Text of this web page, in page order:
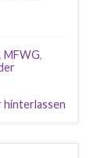
, MFWG,
hinterlassen